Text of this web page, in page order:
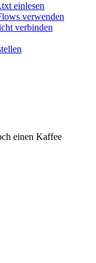
einlesen
verwenden
verbinden
einen Kaffee